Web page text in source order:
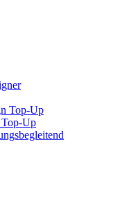
Top-Up
Top-Up